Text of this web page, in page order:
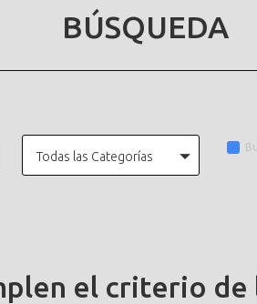
BÚSQUEDA
Todas las Categorías
el criterio de